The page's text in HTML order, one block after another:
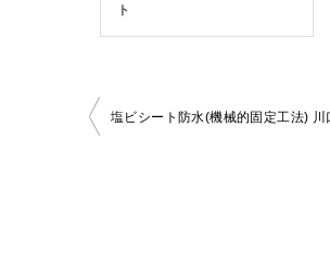
ト
投塩ビシート防水(機械的固定工法) 川